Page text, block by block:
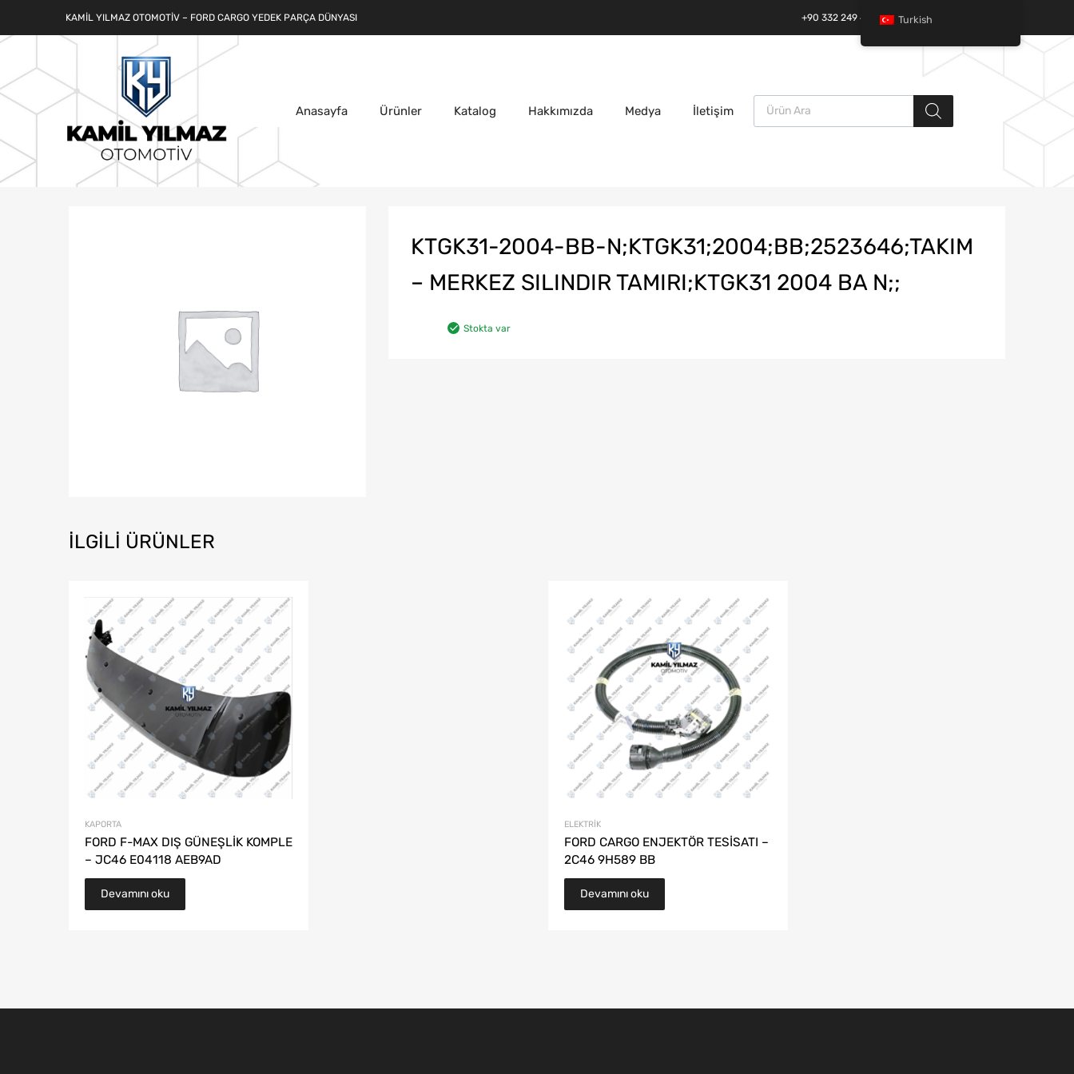
KAMIL YILMAZ OTOMOTIV – FORD CARGO YEDEK PARÇA DÜNYASI +90 332 249 49 01 | +90 532 685 32 42
Anasayfa Ürünler Katalog Hakkımızda Medya İletişim
Ürün arama
KTGK31-2004-BB-N;KTGK31;2004;BB;2523646;TAKIM
– MERKEZ SILINDIR TAMIRI;KTGK31 2004 BA N;;
Stokta var
İLGILI ÜRÜNLER
KAPORTA
FORD F-MAX DIŞ GÜNEŞLİK KOMPLE
– JC46 E04118 AEB9AD
Devamını oku
ELEKTRIK
FORD CARGO ENJEKTÖR TESİSATI –
2C46 9H589 BB
Devamını oku
Turkish